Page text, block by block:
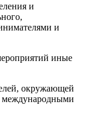
и
и
иные
окружающей
международными